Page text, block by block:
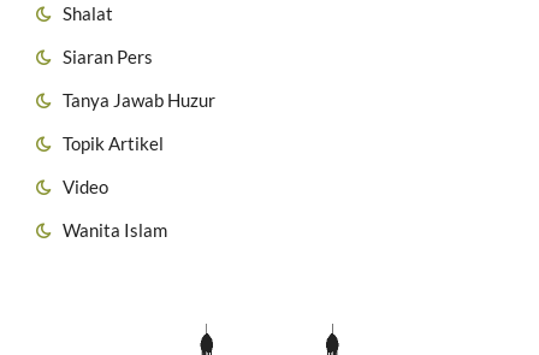
Shalat
Siaran Pers
Tanya Jawab Huzur
Topik Artikel
Video
Wanita Islam